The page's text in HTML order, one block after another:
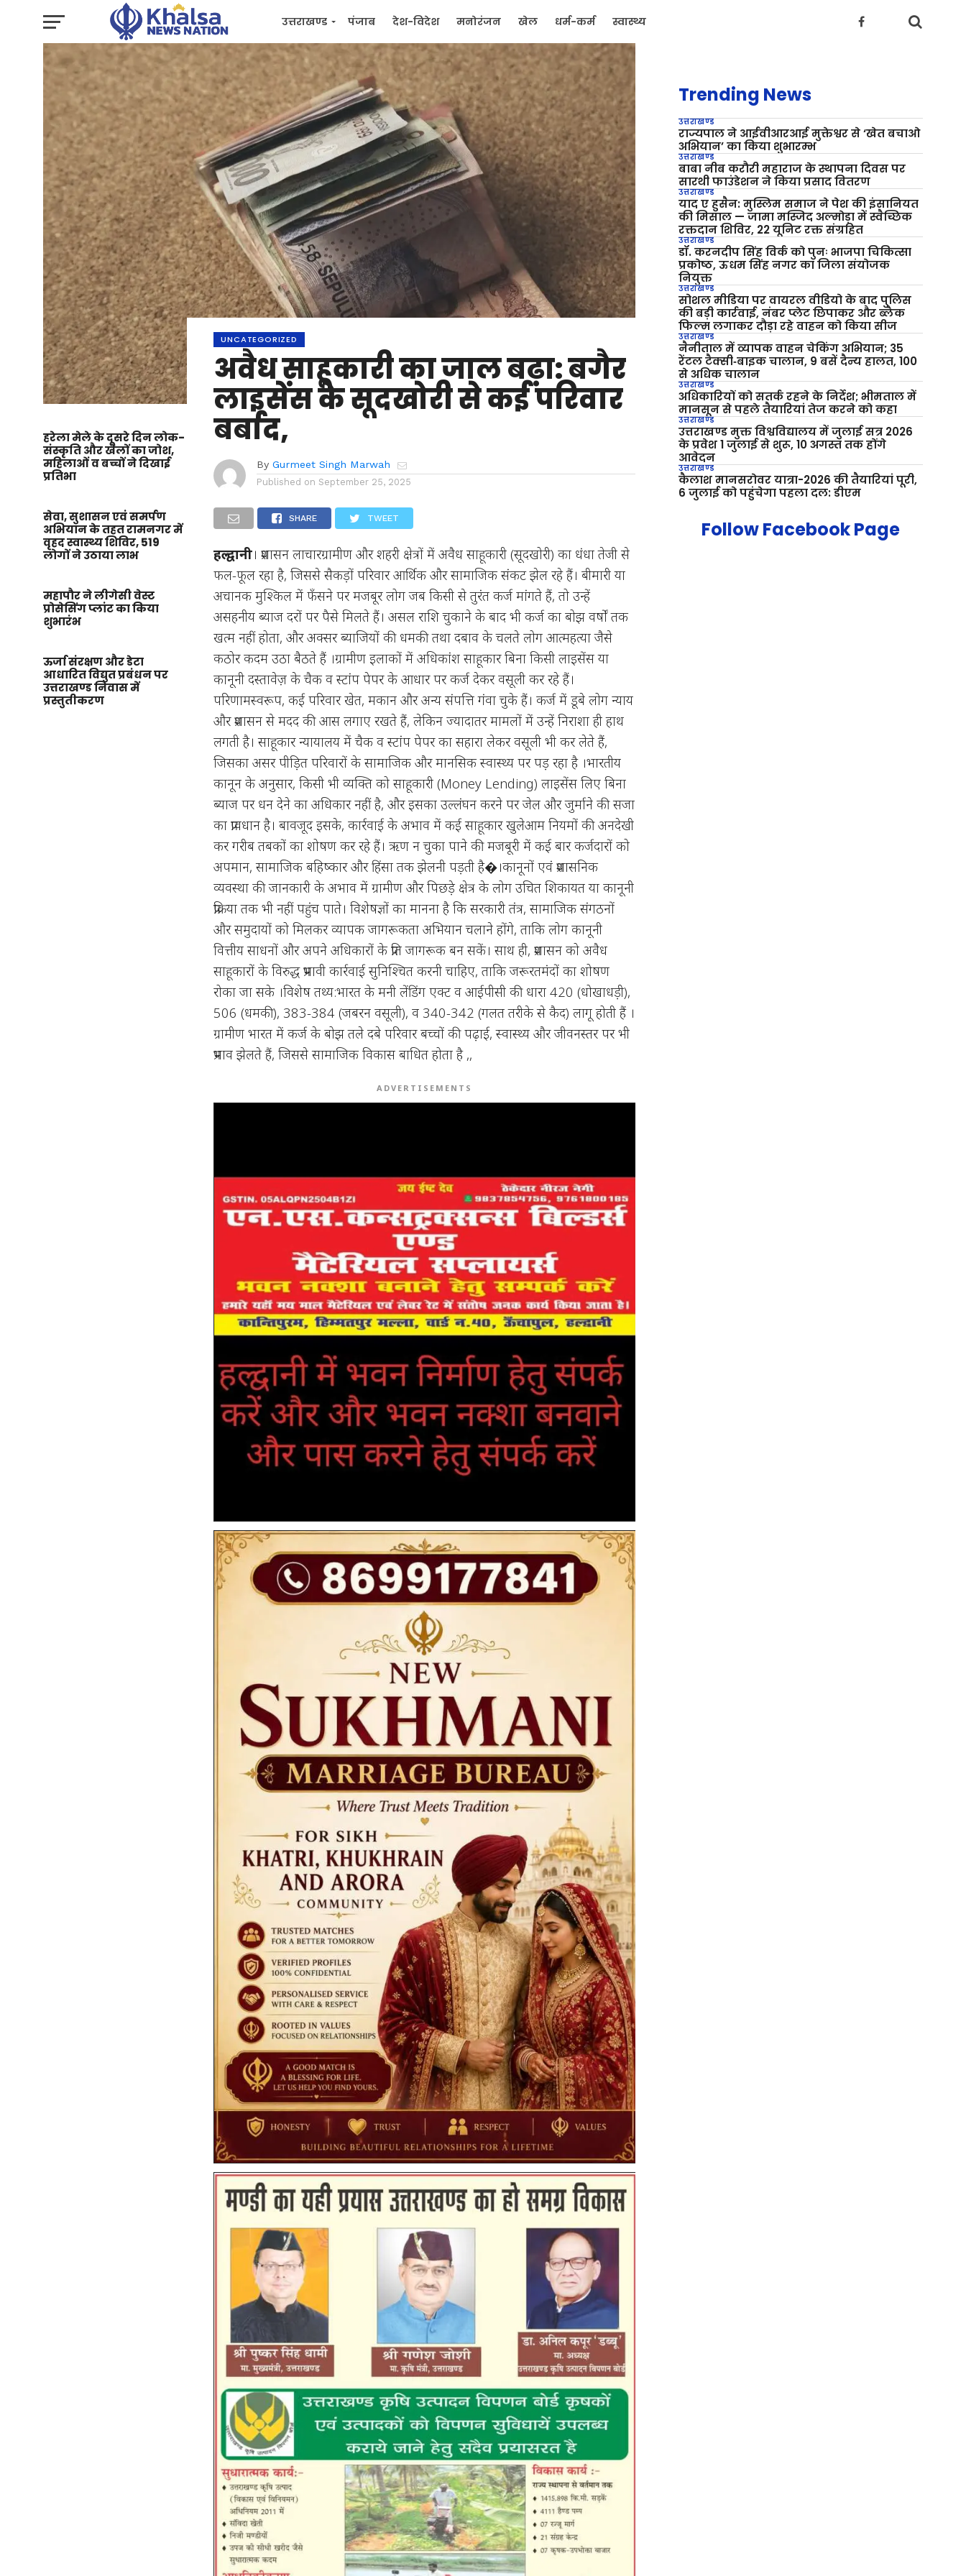
उत्तराखण्ड पंजाब देश-विदेश मनोरंजन खेल धर्म-कर्म स्वास्थ्य
प्रशासनिक जन मुद्दे
हरेला मेले के दूसरे दिन लोक-
संस्कृति और खेलों का जोश,
महिलाओं व बच्चों ने दिखाई
प्रतिभा
सेवा, सुशासन एवं समर्पण
अभियान के तहत रामनगर में
वृहद स्वास्थ्य शिविर, 519
लोगों ने उठाया लाभ
महापौर ने लीगेसी वेस्ट
प्रोसेसिंग प्लांट का किया
शुभारंभ
ऊर्जा संरक्षण और डेटा
आधारित विद्युत प्रबंधन पर
उत्तराखण्ड निवास में
प्रस्तुतीकरण
UNCATEGORIZED
अवैध साहूकारी का जाल बढ़ा: बगैर
लाइसेंस के सूदखोरी से कई परिवार
बर्बाद,
By Gurmeet Singh Marwah
Published on September 25, 2025
SHARE TWEET
हल्द्वानी। प्रशासन लाचारग्रामीण और शहरी क्षेत्रों में अवैध साहूकारी (सूदखोरी) का धंधा तेजी से
फल-फूल रहा है, जिससे सैकड़ों परिवार आर्थिक और सामाजिक संकट झेल रहे हैं। बीमारी या
अचानक मुश्किल में फँसने पर मजबूर लोग जब किसी से तुरंत कर्ज मांगते हैं, तो उन्हें
असहनीय ब्याज दरों पर पैसे मिलते हैं। असल राशि चुकाने के बाद भी कर्ज का बोझ वर्षों तक
खत्म नहीं होता, और अक्सर ब्याजियों की धमकी तथा दबाव के चलते लोग आत्महत्या जैसे
कठोर कदम उठा बैठते हैं ।ग्रामीण इलाकों में अधिकांश साहूकार बिना किसी लाइसेंस या
कानूनी दस्तावेज़ के चैक व स्टांप पेपर के आधार पर कर्ज देकर वसूली कर रहे हैं।
परिणामस्वरूप, कई परिवार खेत, मकान और अन्य संपत्ति गंवा चुके हैं। कर्ज में डूबे लोग न्याय
और प्रशासन से मदद की आस लगाए रखते हैं, लेकिन ज्यादातर मामलों में उन्हें निराशा ही हाथ
लगती है। साहूकार न्यायालय में चैक व स्टांप पेपर का सहारा लेकर वसूली भी कर लेते हैं,
जिसका असर पीड़ित परिवारों के सामाजिक और मानसिक स्वास्थ्य पर पड़ रहा है ।भारतीय
कानून के अनुसार, किसी भी व्यक्ति को साहूकारी (Money Lending) लाइसेंस लिए बिना
ब्याज पर धन देने का अधिकार नहीं है, और इसका उल्लंघन करने पर जेल और जुर्माने की सजा
का प्रावधान है। बावजूद इसके, कार्रवाई के अभाव में कई साहूकार खुलेआम नियमों की अनदेखी
कर गरीब तबकों का शोषण कर रहे हैं। ऋण न चुका पाने की मजबूरी में कई बार कर्जदारों को
अपमान, सामाजिक बहिष्कार और हिंसा तक झेलनी पड़ती है�।कानूनों एवं प्रशासनिक
व्यवस्था की जानकारी के अभाव में ग्रामीण और पिछड़े क्षेत्र के लोग उचित शिकायत या कानूनी
प्रक्रिया तक भी नहीं पहुंच पाते। विशेषज्ञों का मानना है कि सरकारी तंत्र, सामाजिक संगठनों
और समुदायों को मिलकर व्यापक जागरूकता अभियान चलाने होंगे, ताकि लोग कानूनी
वित्तीय साधनों और अपने अधिकारों के प्रति जागरूक बन सकें। साथ ही, प्रशासन को अवैध
साहूकारों के विरुद्ध प्रभावी कार्रवाई सुनिश्चित करनी चाहिए, ताकि जरूरतमंदों का शोषण
रोका जा सके ।विशेष तथ्य:भारत के मनी लेंडिंग एक्ट व आईपीसी की धारा 420 (धोखाधड़ी),
506 (धमकी), 383-384 (जबरन वसूली), व 340-342 (गलत तरीके से कैद) लागू होती हैं ।
ग्रामीण भारत में कर्ज के बोझ तले दबे परिवार बच्चों की पढ़ाई, स्वास्थ्य और जीवनस्तर पर भी
प्रभाव झेलते हैं, जिससे सामाजिक विकास बाधित होता है ,,
ADVERTISEMENTS
Trending News
उत्तराखण्ड
राज्यपाल ने आईवीआरआई मुक्तेश्वर से ‘खेत बचाओ
अभियान’ का किया शुभारम्भ
उत्तराखण्ड
बाबा नीब करौरी महाराज के स्थापना दिवस पर
सारथी फाउंडेशन ने किया प्रसाद वितरण
उत्तराखण्ड
याद ए हुसैन: मुस्लिम समाज ने पेश की इंसानियत
की मिसाल — जामा मस्जिद अल्मोड़ा में स्वैच्छिक
रक्तदान शिविर, 22 यूनिट रक्त संग्रहित
उत्तराखण्ड
डॉ. करनदीप सिंह विर्क को पुनः भाजपा चिकित्सा
प्रकोष्ठ, ऊधम सिंह नगर का जिला संयोजक
नियुक्त
उत्तराखण्ड
सोशल मीडिया पर वायरल वीडियो के बाद पुलिस
की बड़ी कार्रवाई, नंबर प्लेट छिपाकर और ब्लैक
फिल्म लगाकर दौड़ा रहे वाहन को किया सीज
उत्तराखण्ड
नैनीताल में व्यापक वाहन चेकिंग अभियान; 35
रेंटल टैक्सी‑बाइक चालान, 9 बसें दैन्य हालत, 100
से अधिक चालान
उत्तराखण्ड
अधिकारियों को सतर्क रहने के निर्देश; भीमताल में
मानसून से पहले तैयारियां तेज करने को कहा
उत्तराखण्ड
उत्तराखण्ड मुक्त विश्वविद्यालय में जुलाई सत्र 2026
के प्रवेश 1 जुलाई से शुरू, 10 अगस्त तक होंगे
आवेदन
उत्तराखण्ड
कैलाश मानसरोवर यात्रा-2026 की तैयारियां पूरी,
6 जुलाई को पहुंचेगा पहला दल: डीएम
Follow Facebook Page